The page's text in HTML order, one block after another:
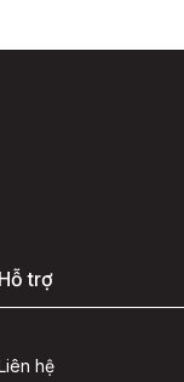
Hỗ trợ
hệ